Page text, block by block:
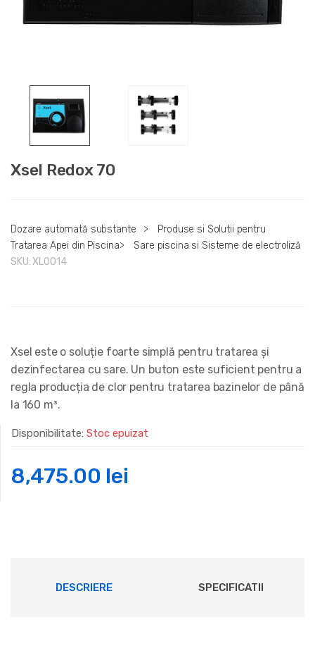
Xsel Redox 70
Dozare automată substante >
Produse si Solutii pentru
Tratarea Apei din Piscina>
Sare piscina si Sisteme de electroliză
SKU:XL0014
Xsel este o soluție foarte simplă pentru tratarea și
dezinfectarea cu sare. Un buton este suficient pentru a
regla producția de clor pentru tratarea bazinelor de până
la 160 m³.
Disponibilitate: Stoc epuizat
8,475.00 lei
DESCRIERE SPECIFICATII